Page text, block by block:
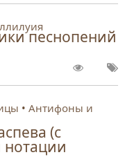
песнопений
Антифоны и
(с